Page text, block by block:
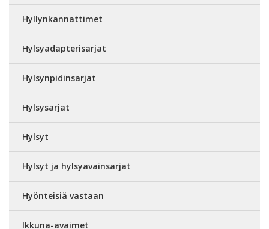
Hyllynkannattimet
Hylsyadapterisarjat
Hylsynpidinsarjat
Hylsysarjat
Hylsyt
Hylsyt ja hylsyavainsarjat
Hyönteisiä vastaan
Ikkuna-avaimet